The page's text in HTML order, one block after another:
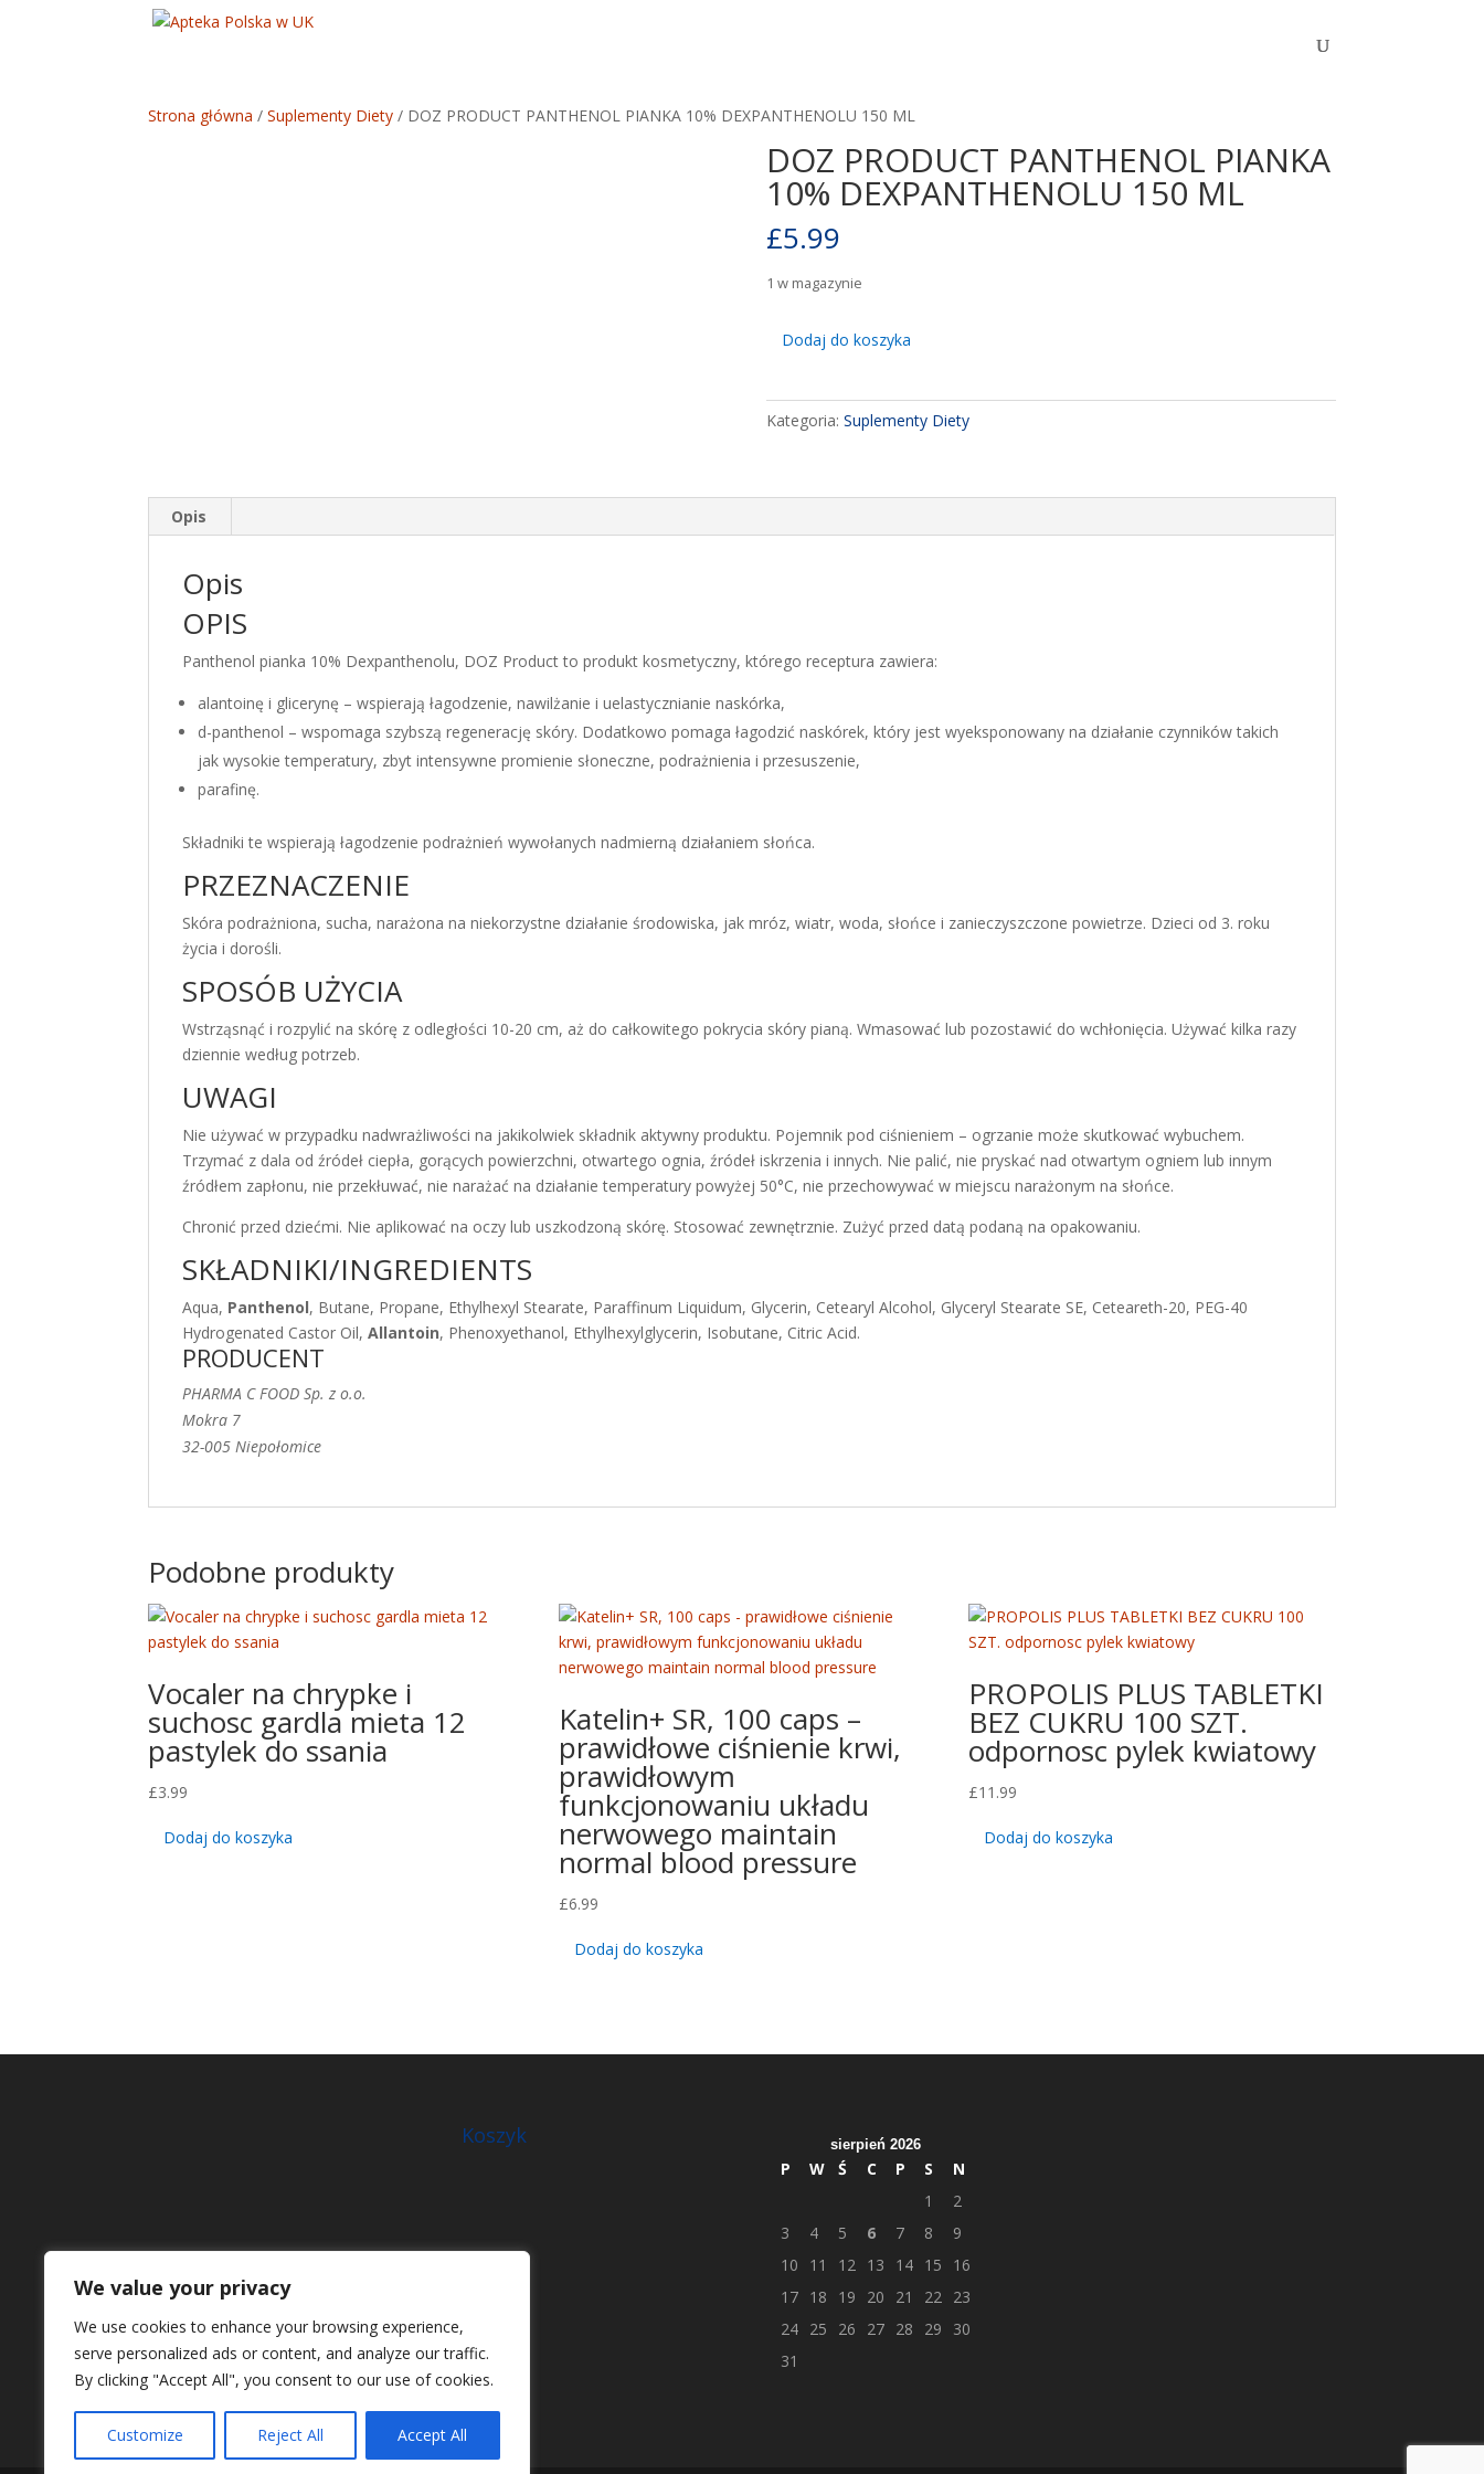
We value your privacy
We use cookies to enhance your browsing experience,
serve personalized ads or content, and analyze our traffic.
By clicking "Accept All", you consent to our use of cookies.
Customize Reject All Accept All
Strona główna /Suplementy Diety / DOZ PRODUCT PANTHENOL PIANKA 10% DEXPANTHENOLU 150 ML
DOZ PRODUCT PANTHENOL PIANKA
10% DEXPANTHENOLU 150 ML
£5.99
1 w magazynie
ilość
PANTHENOL
PIANKA
ML
Dodaj do koszyka
Kategoria: Suplementy Diety
Opis
Opis
OPIS
Panthenol pianka 10% Dexpanthenolu, DOZ Product to produkt kosmetyczny, którego receptura zawiera:
alantoinę i glicerynę – wspierają łagodzenie, nawilżanie i uelastycznianie naskórka,
d-panthenol – wspomaga szybszą regenerację skóry. Dodatkowo pomaga łagodzić naskórek, który jest wyeksponowany na działanie czynników takich
jak wysokie temperatury, zbyt intensywne promienie słoneczne, podrażnienia i przesuszenie,
parafinę.
Składniki te wspierają łagodzenie podrażnień wywołanych nadmierną działaniem słońca.
PRZEZNACZENIE
Skóra podrażniona, sucha, narażona na niekorzystne działanie środowiska, jak mróz, wiatr, woda, słońce i zanieczyszczone powietrze. Dzieci od 3. roku
życia i dorośli.
SPOSÓB UŻYCIA
Wstrząsnąć i rozpylić na skórę z odległości 10-20 cm, aż do całkowitego pokrycia skóry pianą. Wmasować lub pozostawić do wchłonięcia. Używać kilka razy
dziennie według potrzeb.
UWAGI
Nie używać w przypadku nadwrażliwości na jakikolwiek składnik aktywny produktu. Pojemnik pod ciśnieniem – ogrzanie może skutkować wybuchem.
Trzymać z dala od źródeł ciepła, gorących powierzchni, otwartego ognia, źródeł iskrzenia i innych. Nie palić, nie pryskać nad otwartym ogniem lub innym
źródłem zapłonu, nie przekłuwać, nie narażać na działanie temperatury powyżej 50°C, nie przechowywać w miejscu narażonym na słońce.
Chronić przed dziećmi. Nie aplikować na oczy lub uszkodzoną skórę. Stosować zewnętrznie. Zużyć przed datą podaną na opakowaniu.
SKŁADNIKI/INGREDIENTS
Aqua, Panthenol, Butane, Propane, Ethylhexyl Stearate, Paraffinum Liquidum, Glycerin, Cetearyl Alcohol, Glyceryl Stearate SE, Ceteareth-20, PEG-40
Hydrogenated Castor Oil,Allantoin, Phenoxyethanol, Ethylhexylglycerin, Isobutane, Citric Acid.
PRODUCENT
PHARMA C FOOD Sp. z o.o.
Mokra 7
32-005 Niepołomice
Podobne produkty
Vocaler na chrypke i
suchosc gardla mieta 12
pastylek do ssania
£3.99
Dodaj do koszyka
Katelin+ SR, 100 caps –
prawidłowe ciśnienie krwi,
prawidłowym
funkcjonowaniu układu
nerwowego maintain
normal blood pressure
£6.99
Dodaj do koszyka
PROPOLIS PLUS TABLETKI
BEZ CUKRU 100 SZT.
odpornosc pylek kwiatowy
£11.99
Dodaj do koszyka
Koszyk sierpień 2026
P W Ś C P S
N
1
2
3
4 5 6 7 8
9
10
11 12 13 14 15
16
17
18 19 20 21 22
23
24
25 26 27 28 29
30
31